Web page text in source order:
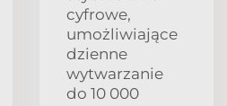
cyfrowe,
umożliwiające
dzienne
wytwarzanie
do 10 000